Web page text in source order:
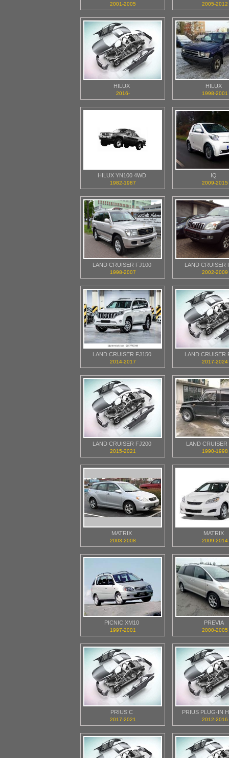
2001-2005 2005-2012
HILUX
2016-
HILUX
1998-2001
HILUX YN100 4WD
1982-1987
IQ
2009-2015
LAND CRUISER FJ100
1998-2007
LAND CRUISER
2002-2009
LAND CRUISER FJ150
2014-2017
LAND CRUISER
2017-2024
LAND CRUISER FJ200
2015-2021
LAND CRUISER
1990-1998
MATRIX
2003-2008
MATRIX
2009-2014
PICNIC XM10
1997-2001
PREVIA
2000-2005
PRIUS C
2017-2021
PRIUS PLUG-IN
2012-2016